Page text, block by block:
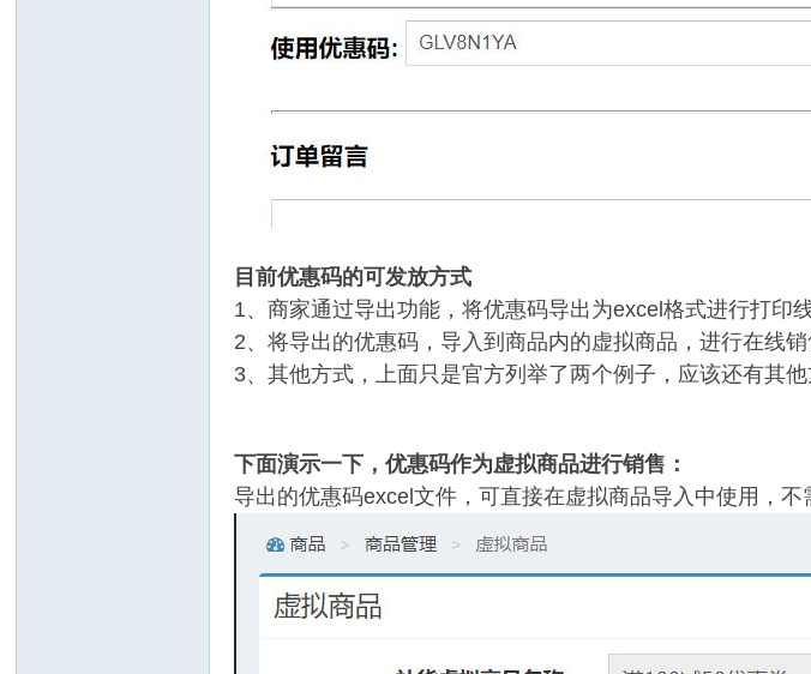
目前优惠码的可发放方式
1、商家通过导出功能，将优惠码导出为excel格式进行打印线
2、将导出的优惠码，导入到商品内的虚拟商品，进行在线
3、其他方式，上面只是官方列举了两个例子，应该还有其
下面演示一下，优惠码作为虚拟商品进行销售：
导出的优惠码excel文件，可直接在虚拟商品导入中使用，不